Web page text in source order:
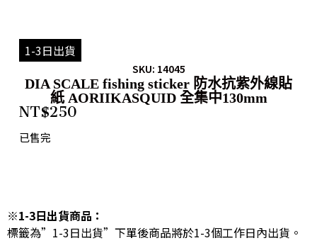
1-3日出貨
SKU: 14045
DIA SCALE fishing sticker 防水抗紫外線貼
紙 AORIIKASQUID 全集中130mm
NT$250
已售完
※1-3日出貨商品：
標籤為”1-3日出貨”下單後商品將於1-3個工作日內出貨。